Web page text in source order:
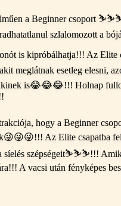
a Beginner csoport
szlalomozott a
is kipróbálhatja!!! Az
meglátnak esetleg elesni,
is😂😂😂!!! Holnap
hogy a Beginner
Az Elite csapatba
síelés szépségeit⛷️⛷️⛷️!!!
A vacsi után fényképes